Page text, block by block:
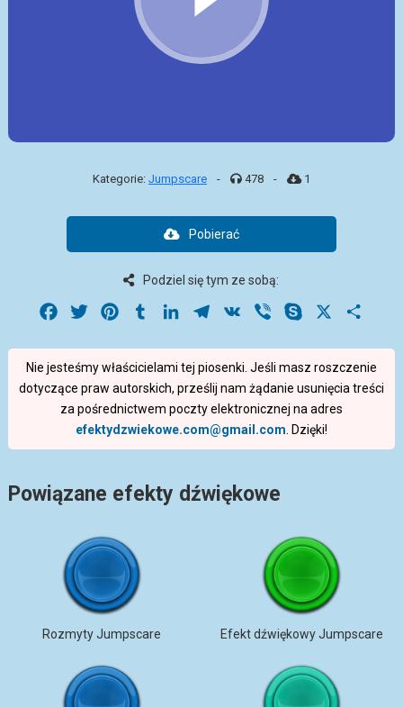
Kategorie: Jumpscare - 478 - 1
Pobierać
Podziel się tym ze sobą:
Facebook
Twitter PinterestTumblrLinkedInTelegram
VK Viber Skype
Nie jesteśmy właścicielami tej piosenki. Jeśli masz roszczenie
dotyczące praw autorskich, prześlij nam żądanie usunięcia treści
za pośrednictwem poczty elektronicznej na adres
efektydzwiekowe.com@gmail.com . Dzięki!
Powiązane efekty dźwiękowe
Rozmyty Jumpscare Efekt dźwiękowy Jumpscare